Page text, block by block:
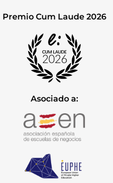
Premio Cum Laude 2026
Asociado a: